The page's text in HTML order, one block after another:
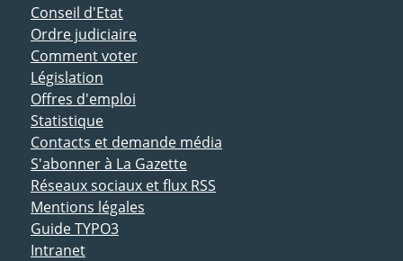
Conseil d'Etat
Ordre judiciaire
Comment voter
Législation
Offres d'emploi
Statistique
Contacts et demande média
S'abonner à La Gazette
Réseaux sociaux et flux RSS
Mentions légales
Guide TYPO3
Intranet